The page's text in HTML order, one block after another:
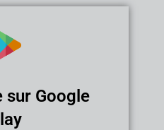
sur Google